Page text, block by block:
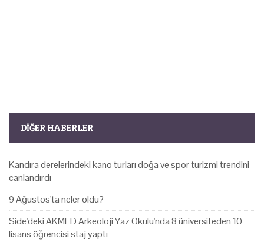
DIĞER HABERLER
Kandıra derelerindeki kano turları doğa ve spor turizmi trendini
canlandırdı
9 Ağustos'ta neler oldu?
Side'deki AKMED Arkeoloji Yaz Okulu'nda 8 üniversiteden 10
lisans öğrencisi staj yaptı